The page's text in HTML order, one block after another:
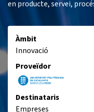
en producte, servei,
Àmbit
Innovació
Proveïdor
Destinataris
Empreses